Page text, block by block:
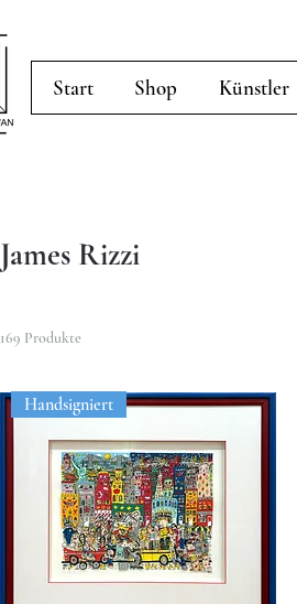
Start Shop Künstler
James Rizzi
169 Produkte
Handsigniert